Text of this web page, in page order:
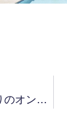
10年ぶりのオンライン小売鈍化、関税がeコマース直撃！